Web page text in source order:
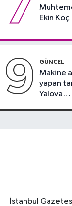
Ekin Koç
9 GÜNCEL
Makine
yapan
Yalova
İstanbul